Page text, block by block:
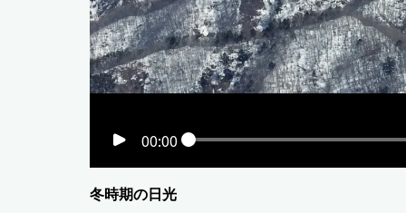
00:00
冬時期の日光